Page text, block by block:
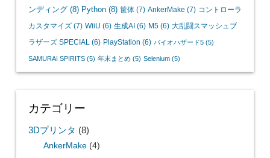
ンディング(8) Python(8) 筐体(7) AnkerMake (7) コントローラ
カスタマイズ(7) WiiU (6) 生成AI (6) M5(6) 大乱闘スマッシュブ
ラザーズ SPECIAL (6) PlayStation (6) バイオハザード5(5)
SAMURAI SPIRITS(5) 年末まとめ(5) Selenium(5)
カテゴリー
3Dプリンタ (8)
AnkerMake(4)